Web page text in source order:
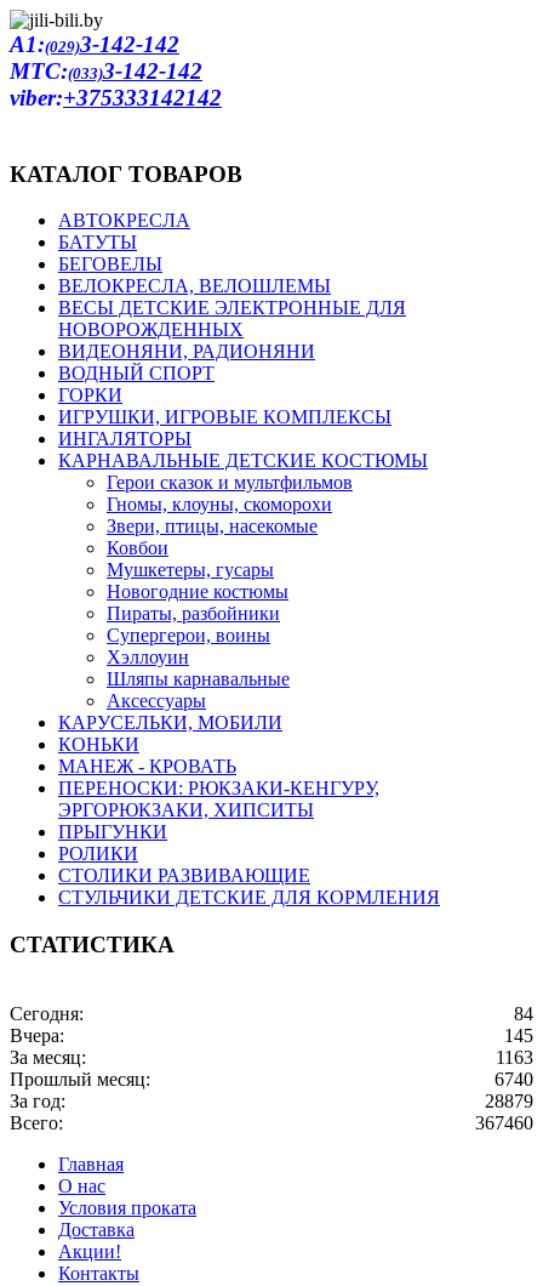
A1:(029)3-142-142
MTC:(033)3-142-142
viber:+375333142142
КАТАЛОГ ТОВАРОВ
АВТОКРЕСЛА
БАТУТЫ
БЕГОВЕЛЫ
ВЕЛОКРЕСЛА, ВЕЛОШЛЕМЫ
ВЕСЫ ДЕТСКИЕ ЭЛЕКТРОННЫЕ ДЛЯ
НОВОРОЖДЕННЫХ
ВИДЕОНЯНИ, РАДИОНЯНИ
ВОДНЫЙ СПОРТ
ГОРКИ
ИГРУШКИ, ИГРОВЫЕ КОМПЛЕКСЫ
ИНГАЛЯТОРЫ
КАРНАВАЛЬНЫЕ ДЕТСКИЕ КОСТЮМЫ
Герои сказок и мультфильмов
Гномы, клоуны, скоморохи
Звери, птицы, насекомые
Ковбои
Мушкетеры, гусары
Новогодние костюмы
Пираты, разбойники
Супергерои, воины
Хэллоуин
Шляпы карнавальные
Аксессуары
КАРУСЕЛЬКИ, МОБИЛИ
КОНЬКИ
МАНЕЖ - КРОВАТЬ
ПЕРЕНОСКИ: РЮКЗАКИ-КЕНГУРУ,
ЭРГОРЮКЗАКИ, ХИПСИТЫ
ПРЫГУНКИ
РОЛИКИ
СТОЛИКИ РАЗВИВАЮЩИЕ
СТУЛЬЧИКИ ДЕТСКИЕ ДЛЯ КОРМЛЕНИЯ
СТАТИСТИКА
Сегодня:
84
Вчера:
145
За месяц:
1163
Прошлый месяц:
6740
За год:
28879
Всего:
367460
Главная
О нас
Условия проката
Доставка
Акции!
Контакты